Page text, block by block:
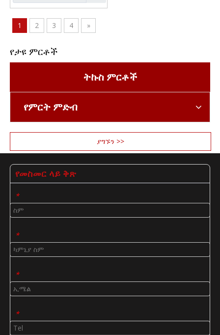
1 2 3 4 »
የታዩ ምርቶች
ትኩስ ምርቶች
የምርት ምድብ
ያግኙን >>
የመስመር ላይ ቅጽ
*
*
*
*